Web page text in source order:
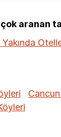
aranan